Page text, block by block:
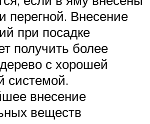
перегной. Внесение
при посадке
получить более
с хорошей
системой.
внесение
веществ